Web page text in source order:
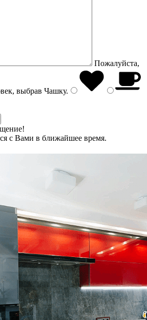
Пожалуйста,
выбрав Чашку.
с Вами в ближайшее время.